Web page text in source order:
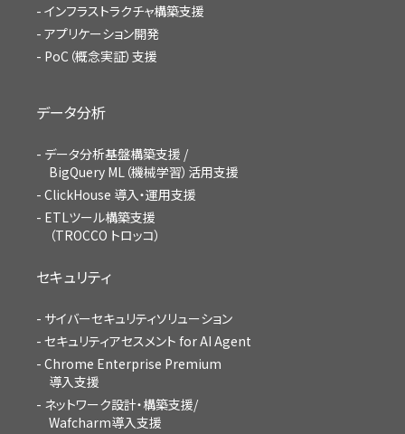
インフラストラクチャ構築支援
アプリケーション開発
PoC（概念実証）支援
データ分析
データ分析基盤構築支援 /
BigQuery ML（機械学習）活用支援
ClickHouse 導入・運用支援
ETLツール構築支援
（TROCCO トロッコ）
セキュリティ
サイバーセキュリティソリューション
セキュリティアセスメント for AI Agent
Chrome Enterprise Premium
導入支援
ネットワーク設計・構築支援/
Wafcharm導入支援